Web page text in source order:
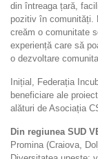
din întreaga țară,
pozitiv în comunități.
creăm o comunitate
experiență care să
o dezvoltare
Inițial, Federația
beneficiare ale
alături de Asociația
Din regiunea SUD
Promina (Craiova,